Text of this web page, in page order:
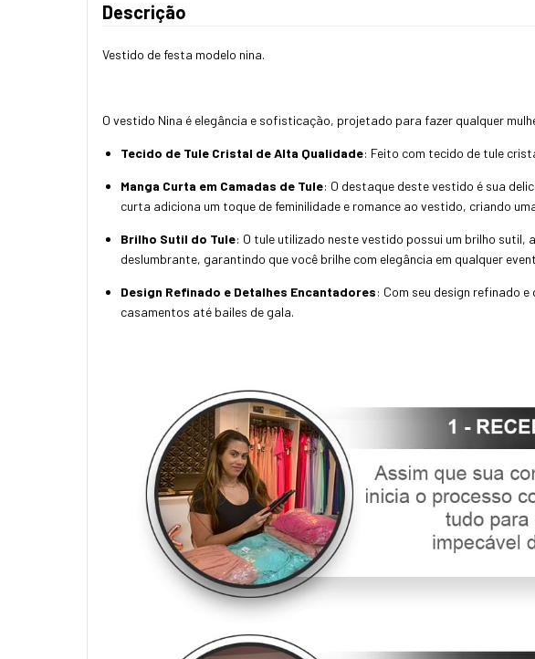
Descrição
Vestido de festa modelo nina.
O vestido Nina é elegância e sofisticação, projetado para fazer qualquer
Tecido de Tule Cristal de Alta Qualidade: Feito com tecido de tule
Manga Curta em Camadas de Tule: O destaque deste vestido é sua
curta adiciona um toque de feminilidade e romance ao vestido, criando
Brilho Sutil do Tule: O tule utilizado neste vestido possui um brilho
deslumbrante, garantindo que você brilhe com elegância em qualquer
Design Refinado e Detalhes Encantadores: Com seu design refinado
casamentos até bailes de gala.